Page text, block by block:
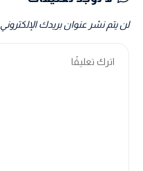
لن يتم نشر عنوان بريدك الإلكتروني.